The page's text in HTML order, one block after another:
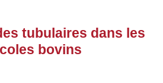
tubulaires dans les
bovins